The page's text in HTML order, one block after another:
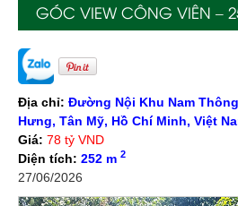
GÓC VIEW CÔNG VIÊN –
Địa chỉ: Đường Nội Khu Nam
Hưng, Tân Mỹ, Hồ Chí Minh, Việt
Giá: 78 tỷ VND
Diện tích: 252 m 2
27/06/2026